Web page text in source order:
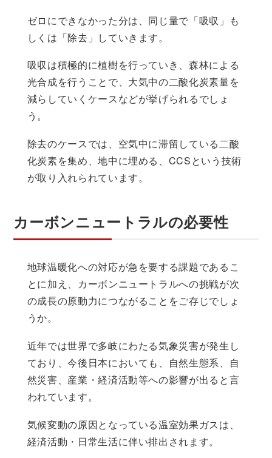
ゼロにできなかった分は、同じ量で「吸収」も
しくは「除去」していきます。
吸収は積極的に植樹を行っていき、森林による
光合成を行うことで、大気中の二酸化炭素量を
減らしていくケースなどが挙げられるでしょ
う。
除去のケースでは、空気中に滞留している二酸
化炭素を集め、地中に埋める、CCSという技術
が取り入れられています。
カーボンニュートラルの必要性
地球温暖化への対応が急を要する課題であるこ
とに加え、カーボンニュートラルへの挑戦が次
の成長の原動力につながることをご存じでしょ
うか。
近年では世界で多岐にわたる気象災害が発生し
ており、今後日本においても、自然生態系、自
然災害、産業・経済活動等への影響が出ると言
われています。
気候変動の原因となっている温室効果ガスは、
経済活動・日常生活に伴い排出されます。